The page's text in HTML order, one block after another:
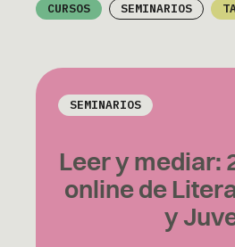
CURSOS SEMINARIOS
SEMINARIOS
Leer y mediar:
online de
y